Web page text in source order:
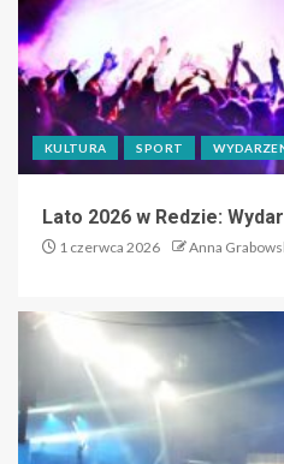
KULTURA SPORT
Lato 2026 w Redzie:
1 czerwca 2026 Anna